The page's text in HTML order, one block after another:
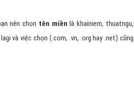
nên chọn tên miền là khainiem, thuatngu,
và việc chọn (.com, .vn, .org hay .net) cũng